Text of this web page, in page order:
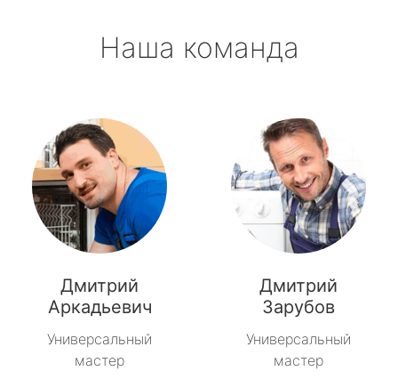
Наша команда
Дмитрий
Аркадьевич
Универсальный
мастер
Дмитрий
Зарубов
Универсальный
мастер